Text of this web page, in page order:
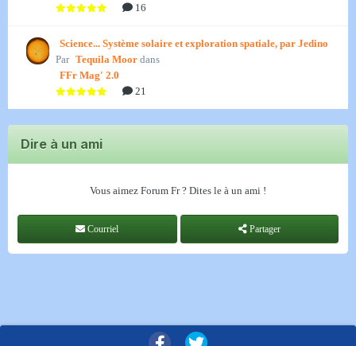
16
Science... Système solaire et exploration spatiale, par Jedino
Par Tequila Moor dans
FFr Mag' 2.0
21
Dire à un ami
Vous aimez Forum Fr ? Dites le à un ami !
Courriel Partager